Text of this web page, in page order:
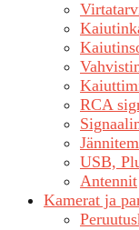
RCA
USB,
Antennit
Kamerat ja